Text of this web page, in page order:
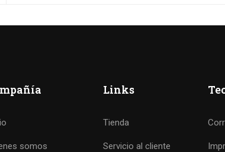
somos
Links
Tienda
Servicio al cliente